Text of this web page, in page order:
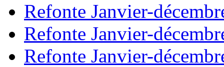
Refonte Janvier-
Refonte Janvier-
Refonte Janvier-